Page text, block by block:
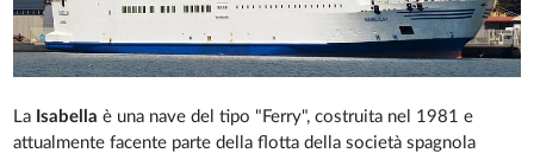
La Isabella è una nave del tipo "Ferry", costruita nel 1981 e
attualmente facente parte della flotta della società spagnola